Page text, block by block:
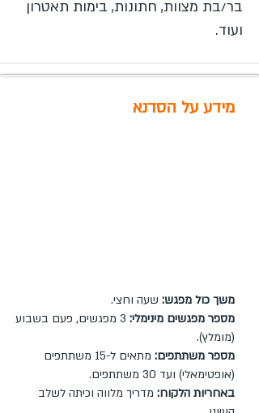
בר/בת מצוות, חתונות, בימות תאטרון
ועוד.
מידע על הסדנא
משך כול מפגש: שעה וחצי.
מספר מפגשים מינימלי:
3 מפגשים, פעם בשבוע
(מומלץ).
מספר משתתפים:
מתאים ל-15 משתתפים
(אופטימאלי) ועד 30 משתתפים.
באחריות הלקוח: מדריך מלווה וכיתה לשלב